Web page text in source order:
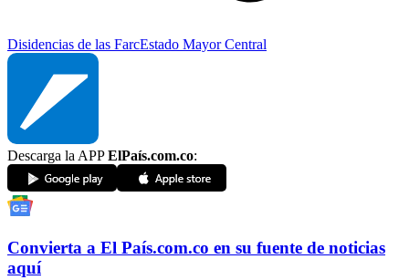
Disidencias de las FarcEstado Mayor Central
Descarga la APPElPaís.com.co:
Convierta a El País.com.co en su fuente de noticias
aquí